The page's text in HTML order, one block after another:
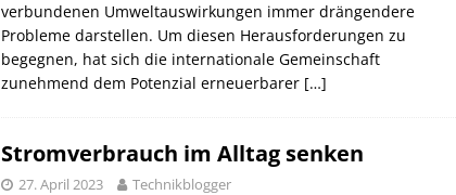
verbundenen Umweltauswirkungen immer drängendere
Probleme darstellen. Um diesen Herausforderungen zu
begegnen, hat sich die internationale Gemeinschaft
zunehmend dem Potenzial erneuerbarer […]
Stromverbrauch im Alltag senken
27. April 2023 Technikblogger